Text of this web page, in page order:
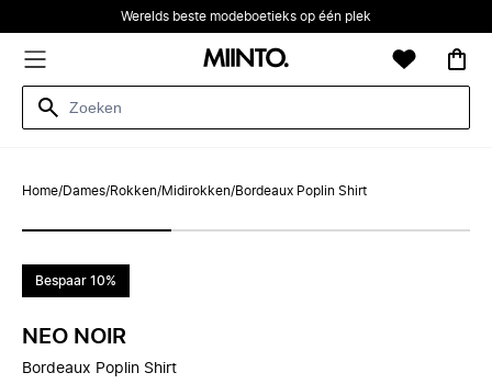
Werelds beste modeboetieks op één plek
Home/Dames/Rokken/Midirokken/Bordeaux Poplin Shirt
Bespaar 10%
NEO NOIR
Bordeaux Poplin Shirt